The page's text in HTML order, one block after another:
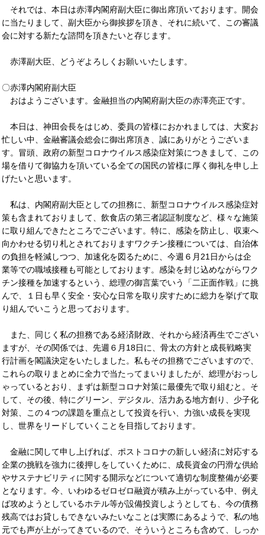
それでは、本日は赤澤内閣府副大臣に御出席頂いております。開会
に当たりまして、副大臣から御挨拶を頂き、それに続いて、この審議
会に対する新たな諮問を頂きたいと存じます。
赤澤副大臣、どうぞよろしくお願いいたします。
〇赤澤内閣府副大臣
おはようございます。金融担当の内閣府副大臣の赤澤亮正です。
本日は、神田会長をはじめ、委員の皆様におかれましては、大変お
忙しい中、金融審議会総会に御出席頂き、誠にありがとうございま
す。冒頭、政府の新型コロナウイルス感染症対策につきまして、この
場を借りて御協力を頂いている全ての国民の皆様に厚く御礼を申し上
げたいと思います。
私は、内閣府副大臣としての担務に、新型コロナウイルス感染症対
策も含まれておりまして、飲食店の第三者認証制度など、様々な施策
に取り組んできたところでございます。特に、感染を防止し、収束へ
向かわせる切り札とされておりますワクチン接種については、自治体
の負担を軽減しつつ、加速化を図るために、今週６月21日からは企
業等での職域接種も可能としております。感染を封じ込めながらワク
チン接種を加速するという、総理の御言葉でいう「二正面作戦」に挑
んで、１日も早く安全・安心な日常を取り戻すために総力を挙げて取
り組んでいこうと思っております。
また、同じく私の担務である経済財政、それから経済再生でござい
ますが、その関係では、先週６月18日に、骨太の方針と成長戦略実
行計画を閣議決定をいたしました。私もその担務でございますので、
これらの取りまとめに全力で当たってまいりましたが、総理がおっし
ゃっているとおり、まずは新型コロナ対策に最優先で取り組むと。そ
して、その後、特にグリーン、デジタル、活力ある地方創り、少子化
対策、この４つの課題を重点として投資を行い、力強い成長を実現
し、世界をリードしていくことを目指しております。
金融に関して申し上げれば、ポストコロナの新しい経済に対応する
企業の挑戦を強力に後押しをしていくために、成長資金の円滑な供給
やサステナビリティに関する開示などについて適切な制度整備が必要
となります。今、いわゆるゼロゼロ融資が積み上がっている中、例え
ば攻めようとしているホテル等が設備投資しようとしても、今の債務
残高ではお貸しもできないみたいなことは実際にあるようで、私の地
元でも声が上がってきているので、そういうところも含めて、しっか